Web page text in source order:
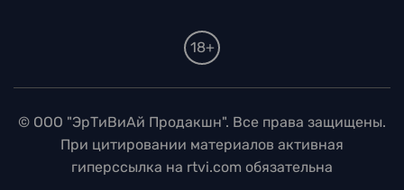
18+
© ООО "ЭрТиВиАй Продакшн". Все права защищены.
При цитировании материалов активная
гиперссылка на rtvi.com обязательна